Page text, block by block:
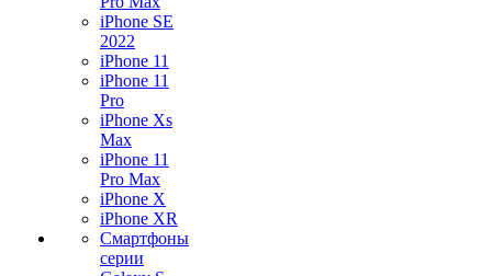
iPhone SE
2022
iPhone 11
iPhone 11
Pro
iPhone Xs
Max
iPhone 11
Pro Max
iPhone X
iPhone XR
Смартфоны
серии